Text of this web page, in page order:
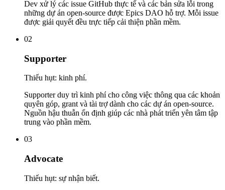
Dev xử lý các issue GitHub thực tế và các bản sửa lỗi trong
những dự án open-source được Epics DAO hỗ trợ. Mỗi issue
được giải quyết đều trực tiếp cải thiện phần mềm.
02
Supporter
Thiếu hụt: kinh phí.
Supporter duy trì kinh phí cho công việc thông qua các khoản
quyên góp, grant và tài trợ dành cho các dự án open-source.
Nguồn hậu thuẫn ổn định giúp các nhà phát triển yên tâm tập
trung vào phần mềm.
03
Advocate
Thiếu hụt: sự nhận biết.